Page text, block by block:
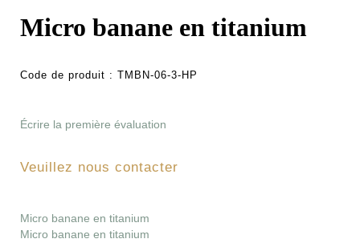
Micro banane en titanium
Code de produit : TMBN-06-3-HP
Écrire la première évaluation
Veuillez nous contacter
Micro banane en titanium
Micro banane en titanium